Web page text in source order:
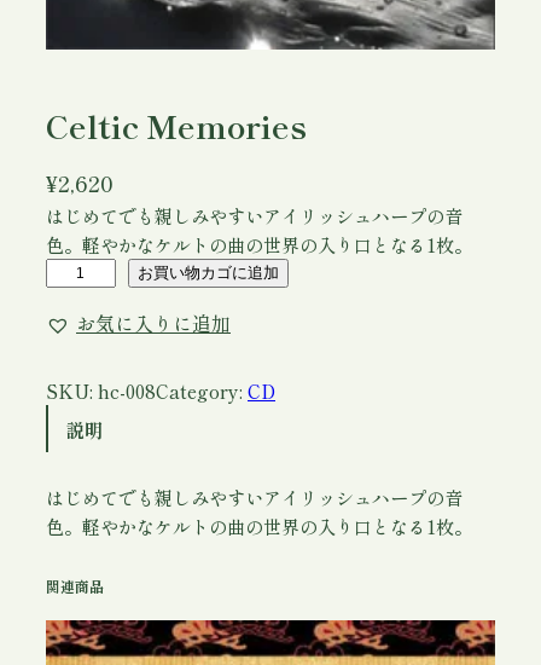
Celtic Memories
¥2,620
はじめてでも親しみやすいアイリッシュハープの音
色。軽やかなケルトの曲の世界の入り口となる1枚。
l
i
M
m
o
i
e
s
お買い物カゴに追加
お気に入りに追加
SKU: hc-008Category: CD
説明
はじめてでも親しみやすいアイリッシュハープの音
色。軽やかなケルトの曲の世界の入り口となる1枚。
関連商品